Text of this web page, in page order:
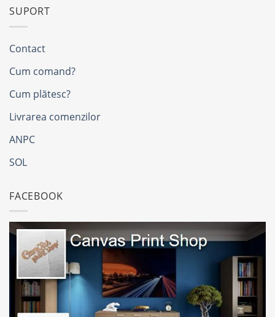
SUPORT
Contact
Cum comand?
Cum plătesc?
Livrarea comenzilor
ANPC
SOL
FACEBOOK